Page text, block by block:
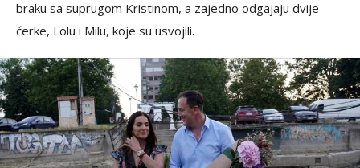
braku sa suprugom Kristinom, a zajedno odgajaju dvije
ćerke, Lolu i Milu, koje su usvojili.